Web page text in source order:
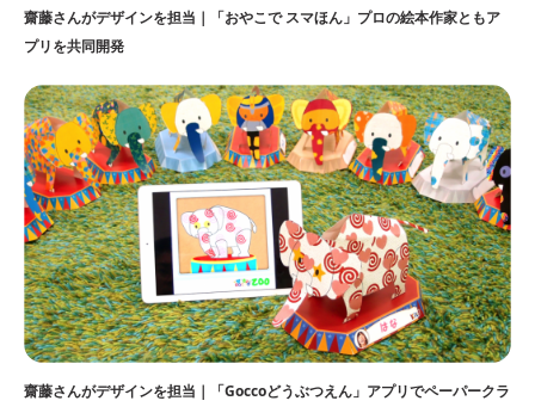
齋藤さんがデザインを担当｜「おやこで スマほん」プロの絵本作家ともア
プリを共同開発
齋藤さんがデザインを担当｜「Goccoどうぶつえん」アプリでペーパークラ